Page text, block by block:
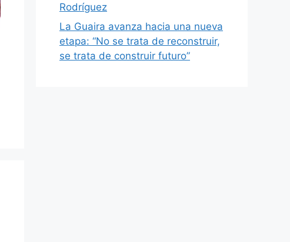
Rodríguez
La Guaira avanza hacia una nueva
etapa: “No se trata de reconstruir,
se trata de construir futuro”